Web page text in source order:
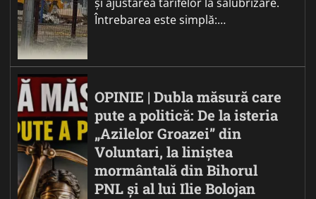
Întrebarea este simplă:…
OPINIE | Dubla măsură care
pute a politică: De la isteria
„Azilelor Groazei” din
Voluntari, la liniștea
mormântală din Bihorul
PNL și al lui Ilie Bolojan